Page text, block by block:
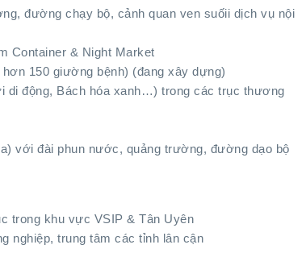
đường chạy bộ, cảnh quan ven suốii dịch vụ nội
Container & Night Market
150 giường bệnh) (đang xây dựng)
di động, Bách hóa xanh…) trong các trục thương
với đài phun nước, quảng trường, đường dạo bộ
trong khu vực VSIP & Tân Uyên
nghiệp, trung tâm các tỉnh lân cận